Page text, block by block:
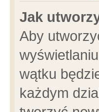
Jak
Aby
wątku
każdym